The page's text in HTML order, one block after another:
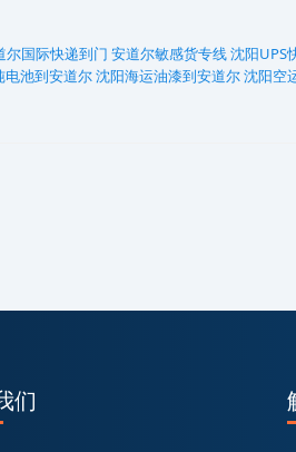
尔‌‌‌‌‌‌‌‌国际快递到门 安道尔‌‌‌‌‌‌‌‌敏感货专线沈阳UPS
电池到安道尔沈阳海运油漆到安道尔沈阳空
们